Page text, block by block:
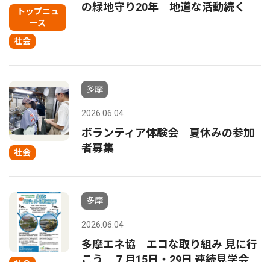
トップニュ
ース
社会
の緑地守り20年 地道な活動続く
社会
多摩
2026.06.04
ボランティア体験会 夏休みの参加
者募集
多摩
2026.06.04
多摩エネ協 エコな取り組み 見に行
こう ７月15日・29日 連続見学会